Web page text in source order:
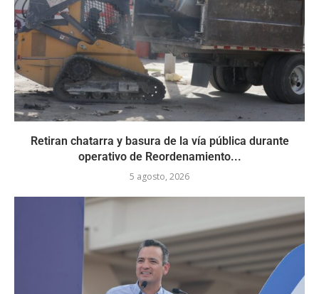
Retiran chatarra y basura de la vía pública durante
operativo de Reordenamiento...
5 agosto, 2026